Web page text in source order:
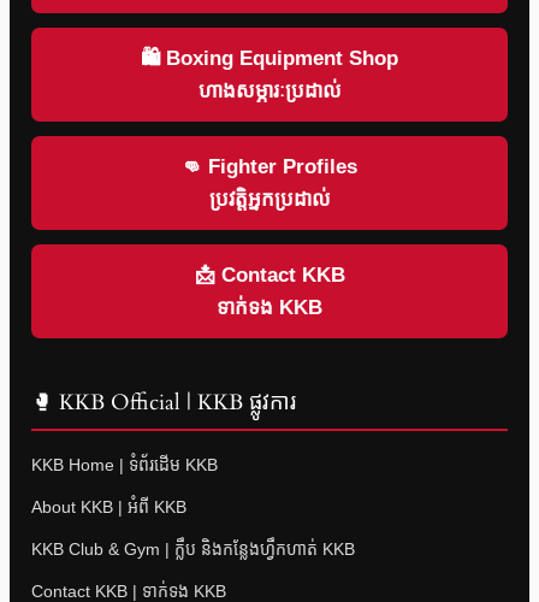
🛍 Boxing Equipment Shop
ហាងសម្ភារៈប្រដាល់
👊 Fighter Profiles
ប្រវត្តិអ្នកប្រដាល់
📩 Contact KKB
ទាក់ទង KKB
🥊 KKB Official | KKB ផ្លូវការ
KKB Home | ទំព័រដើម KKB
About KKB | អំពី KKB
KKB Club & Gym | ក្លឹប និងកន្លែងហ្វឹកហាត់ KKB
Contact KKB | ទាក់ទង KKB